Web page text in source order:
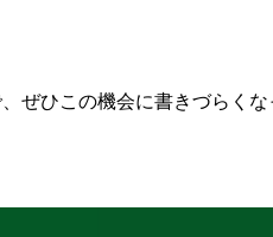
ぜひこの機会に書きづらく